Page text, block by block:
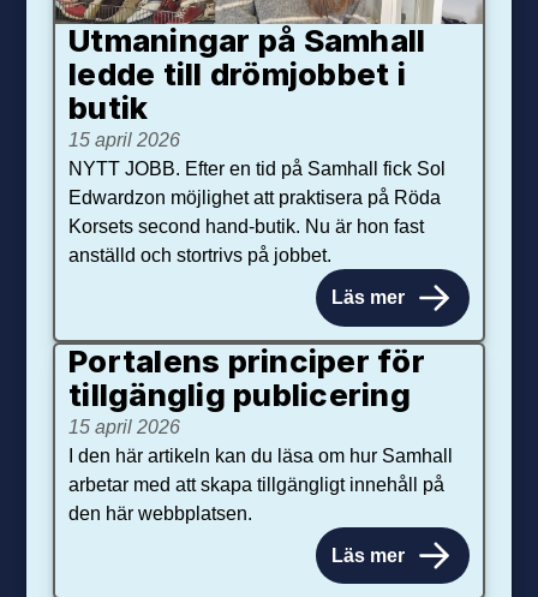
Utmaningar på Sam­hall
ledde till dröm­jobbet i
butik
15 april 2026
NYTT JOBB. Efter en tid på Samhall fick Sol
Edwardzon möjlighet att praktisera på Röda
Korsets second hand-butik. Nu är hon fast
anställd och stortrivs på jobbet.
Läs mer
Portalens principer för
tillgänglig publicering
15 april 2026
I den här artikeln kan du läsa om hur Samhall
arbetar med att skapa tillgängligt innehåll på
den här webbplatsen.
Läs mer